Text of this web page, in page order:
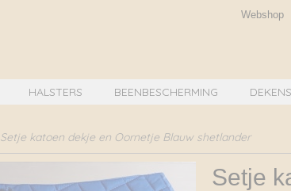
Webshop
HALSTERS BEENBESCHERMING DEKENS
Setje katoen dekje en Oornetje Blauw shetlander
Setje